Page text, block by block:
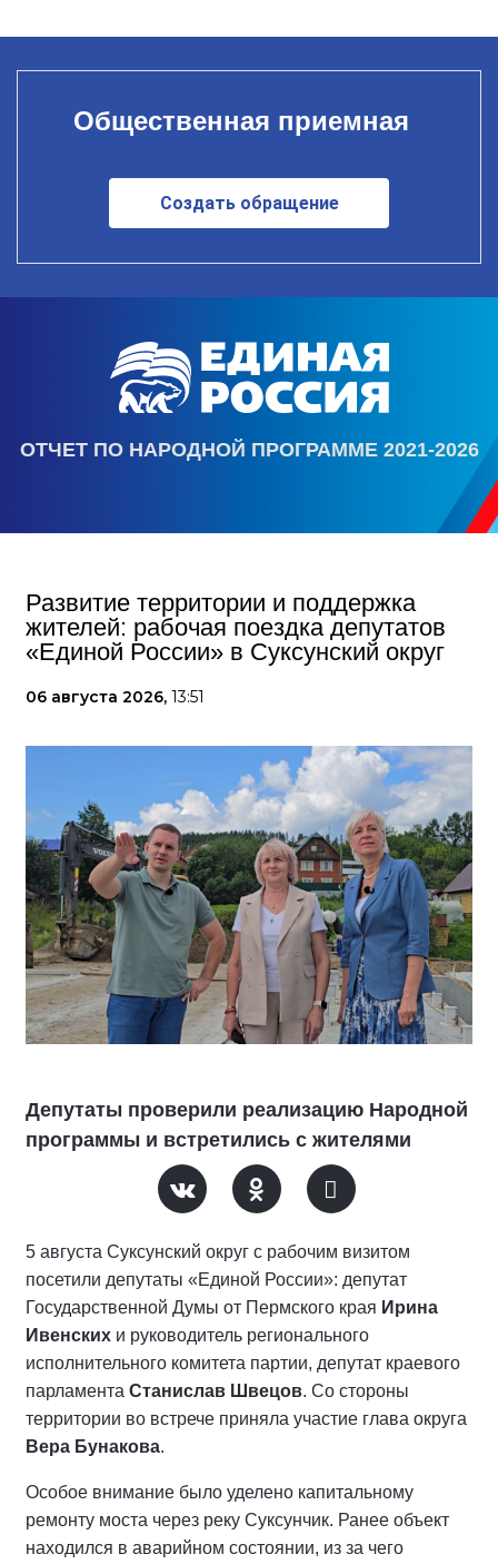
Общественная приемная
Создать обращение
ОТЧЕТ ПО НАРОДНОЙ ПРОГРАММЕ 2021-2026
Развитие территории и поддержка
жителей: рабочая поездка депутатов
«Единой России» в Суксунский округ
06 августа 2026, 13:51
Депутаты проверили реализацию Народной
программы и встретились с жителями
5 августа Суксунский округ с рабочим визитом
посетили депутаты «Единой России»: депутат
Государственной Думы от Пермского края Ирина
Ивенских и руководитель регионального
исполнительного комитета партии, депутат краевого
парламента Станислав Швецов. Со стороны
территории во встрече приняла участие глава округа
Вера Бунакова.
Особое внимание было уделено капитальному
ремонту моста через реку Суксунчик. Ранее объект
находился в аварийном состоянии, из за чего